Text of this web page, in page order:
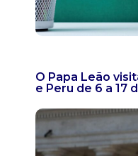
O Papa Leão
e Peru de 6 a 17